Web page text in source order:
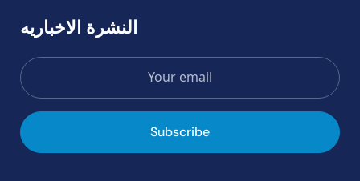
النشرة الاخباريه
Subscribe